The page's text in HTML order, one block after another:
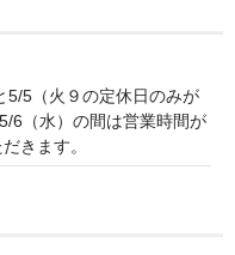
5/5（火９の定休日のみが
6（水）の間は営業時間が
きます。